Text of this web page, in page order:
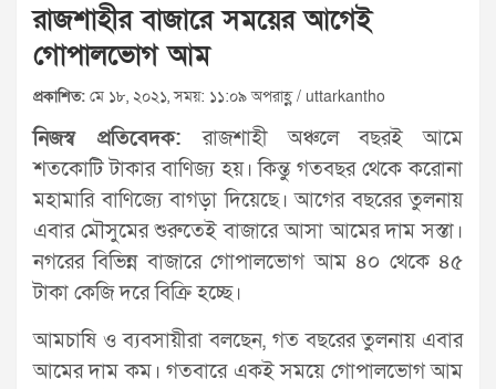
রাজশাহীর বাজারে সময়ের আগেই
গোপালভোগ আম
প্রকাশিত: মে ১৮, ২০২১, সময়: ১১:০৯ অপরাহ্ণ / uttarkantho
নিজস্ব প্রতিবেদক:রাজশাহী অঞ্চলে বছরই আমে
শতকোটি টাকার বাণিজ্য হয়। কিন্তু গতবছর থেকে করোনা
মহামারি বাণিজ্যে বাগড়া দিয়েছে। আগের বছরের তুলনায়
এবার মৌসুমের শুরুতেই বাজারে আসা আমের দাম সস্তা।
নগরের বিভিন্ন বাজারে গোপালভোগ আম ৪০ থেকে ৪৫
টাকা কেজি দরে বিক্রি হচ্ছে।
আমচাষি ও ব্যবসায়ীরা বলছেন, গত বছরের তুলনায় এবার
আমের দাম কম। গতবারে একই সময়ে গোপালভোগ আম